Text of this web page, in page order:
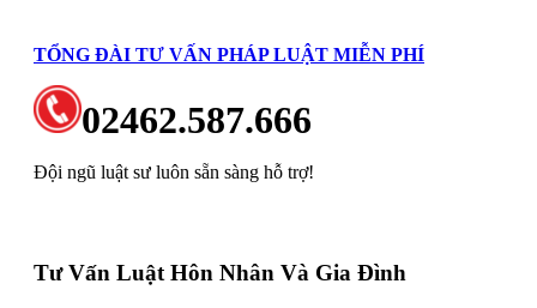
TỔNG ĐÀI TƯ VẤN PHÁP LUẬT MIỄN PHÍ
02462.587.666
Đội ngũ luật sư luôn sẵn sàng hỗ trợ!
Tư Vấn Luật Hôn Nhân Và Gia Đình